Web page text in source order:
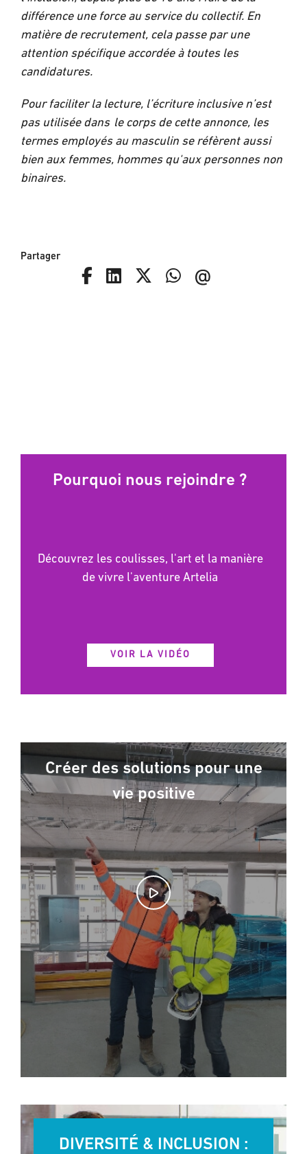
différence une force au service du collectif. En
matière de recrutement, cela passe par une
attention spécifique accordée à toutes les
candidatures.
Pour faciliter la lecture, l’écriture inclusive n’est
pas utilisée dans le corps de cette annonce, les
termes employés au masculin se réfèrent aussi
bien aux femmes, hommes qu'aux personnes non
binaires.
Partager
Pourquoi nous rejoindre ?
Découvrez les coulisses, l'art et la manière
de vivre l'aventure Artelia
VOIR LA VIDÉO
Créer des solutions pour une
vie positive
DIVERSITÉ & INCLUSION :